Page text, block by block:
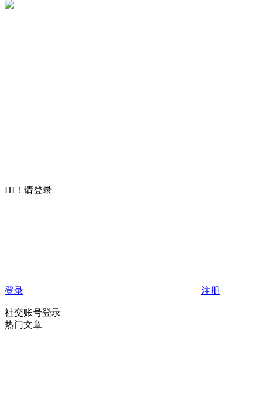
HI！请登录
登录 注册
社交账号登录
热门文章